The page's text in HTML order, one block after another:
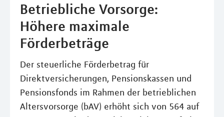
Betriebliche Vorsorge:
Höhere maximale
Förderbeträge
Der steuerliche Förderbetrag für
Direktversicherungen, Pensionskassen und
Pensionsfonds im Rahmen der betrieblichen
Altersvorsorge (bAV) erhöht sich von 564 auf